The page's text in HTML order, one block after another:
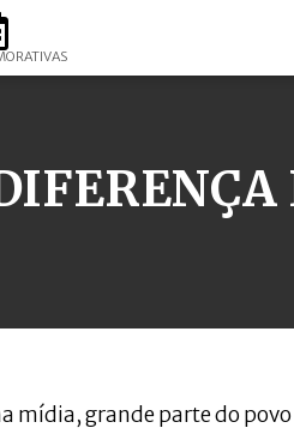
mídia, grande parte do